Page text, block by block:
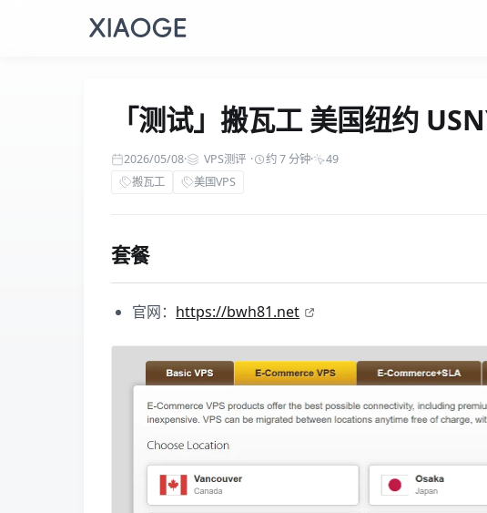
「测试」搬瓦工 美国纽约
2026/05/08· VPS测评 · 约 7 分钟·
49
搬瓦工
美国VPS
套餐
官网： https://bwh81.net